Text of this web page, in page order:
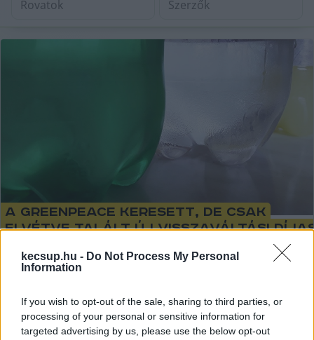
kecsup.hu - Do Not Process My Personal
Information
If you wish to opt-out of the sale, sharing to third parties, or
processing of your personal or sensitive information for
targeted advertising by us, please use the below opt-out
A Greenpeace keresett, de csak
elvétve talált új visszaváltási
italcsomagolásokat a hazai boltok
polcain
vannak visszaváltási díjas italcsomagolások a boltok
polcain, az év elején beszerelt automaták pedig